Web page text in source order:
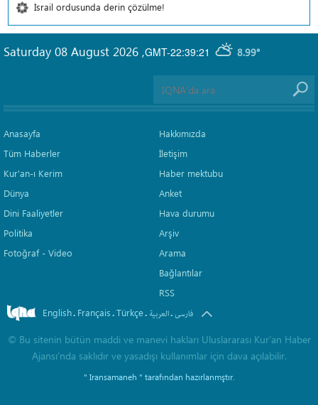
İsrail ordusunda derin çözülme!
GMT-22:39:21 8.99°
Saturday 08 August 2026 ,
Anasayfa
Tüm Haberler
Kur'an-ı Kerim
Dünya
Dini Faaliyetler
Politika
Fotoğraf - Video
Hakkımızda
İletişim
Haber mektubu
Anket
Hava durumu
Arşiv
Arama
Bağlantılar
RSS
English. Français.Türkçe. العربیة.فارسی
© Bu sitenin bütün maddi ve manevi hakları Uluslararası Kur’an Haber
Ajansı’nda saklıdır ve yasadışı kullanımlar için dava açılabilir.
" Iransamaneh " tarafından hazırlanmştır.